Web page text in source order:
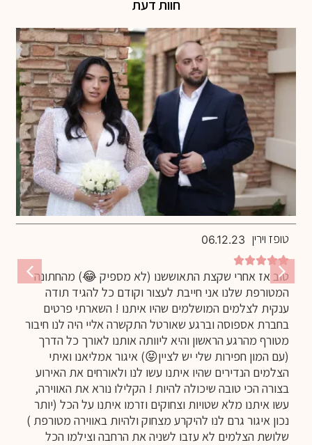
חוות דעת
טופז וירין 06.12.23
טוב אז אחרי שקצת התאוששנו (לא מספיק 😂) מהחתונה
המטורפת שלנו אני חייבת לעצור וקודם כל להגיד תודה
ענקית לצלמים המושלמים שהיו איתנו ! השארתי פרטים
בחברת אספוסה וברגע שאורטל התקשרה אליי היה לנו חיבור
מטורף מהרגע הראשון והיא ליוותה אותנו לאורך כל הדרך
(עם המון חפירות שלי יש לציין😝) איגור אמליאנו ואיתי
הצלמים הנדירים שהיו איתנו עשו לנו ולאורחים את האירוע
בצורה הכי טובה שיכולה להיות ! הקלילו נורא את האווירה,
עשו איתנו מלא שטויות וצחוקים וזרמו איתנו על הכל (יותר
נכון איגור גרם לנו להיקרע מצחוק ולהיות באווירה מטורפת )
שלושת הצלמים לא עזבו לשניה את הרחבה וצילמו הכל